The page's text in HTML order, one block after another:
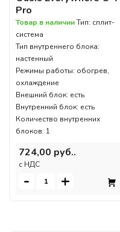
Pro
Товар в наличииТип: сплит-
система
Тип внутреннего блока:
настенный
Режимы работы: обогрев,
охлаждение
Внешний блок: есть
Внутренний блок: есть
Количество внутренних
блоков: 1
724,00 руб..
c НДС
- +